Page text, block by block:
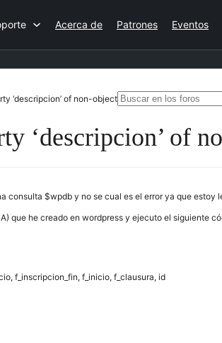
Acerca de Patrones Eventos
‘descripcion’ of non-objectBuscar:
‘descripcion’ of
consulta $wpdb y no se cual es el error ya que
que he creado en wordpress y ejecuto el siguiente
f_inscripcion_fin, f_inicio, f_clausura, id